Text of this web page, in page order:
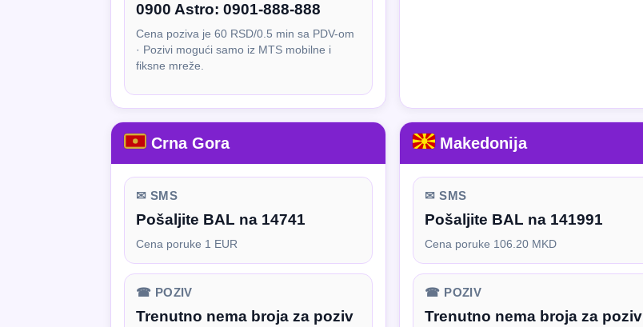
0900 Astro: 0901-888-888
Cena poziva je 60 RSD/0.5 min sa PDV-om
· Pozivi mogući samo iz MTS mobilne i
fiksne mreže.
Crna Gora
✉ SMS
Pošaljite BAL na 14741
Cena poruke 1 EUR
☎ POZIV
Trenutno nema broja za poziv
Makedonija
✉ SMS
Pošaljite BAL na 141991
Cena poruke 106.20 MKD
☎ POZIV
Trenutno nema broja za poziv